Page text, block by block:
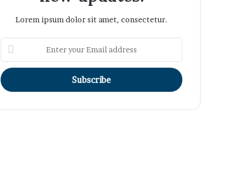
Lorem ipsum dolor sit amet, consectetur.
your
Email
address